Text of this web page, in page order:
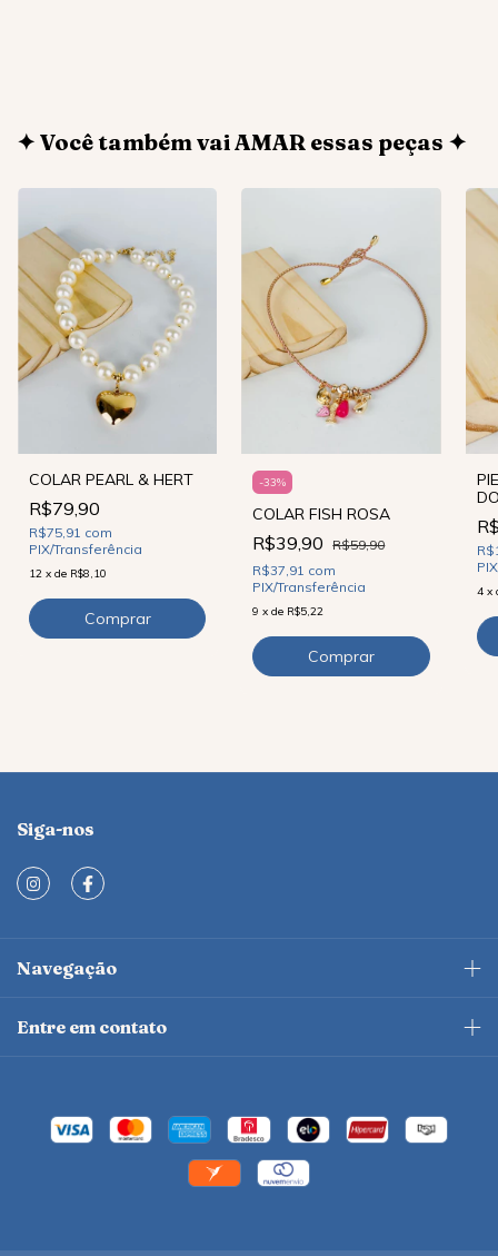
✦ Você também vai AMAR essas peças ✦
COLAR PEARL & HERT
R$79,90
R$75,91 com
PIX/Transferência
12 x de R$8,10
-33%
COLAR FISH ROSA
R$39,90
R$59,90
R$37,91 com
PIX/Transferência
9 xde R$5,22
4 x
Siga-nos
Navegação
Entre em contato